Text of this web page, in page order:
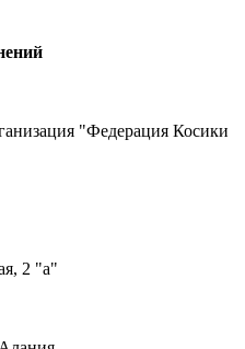
"Федерация Косики
2 "а"